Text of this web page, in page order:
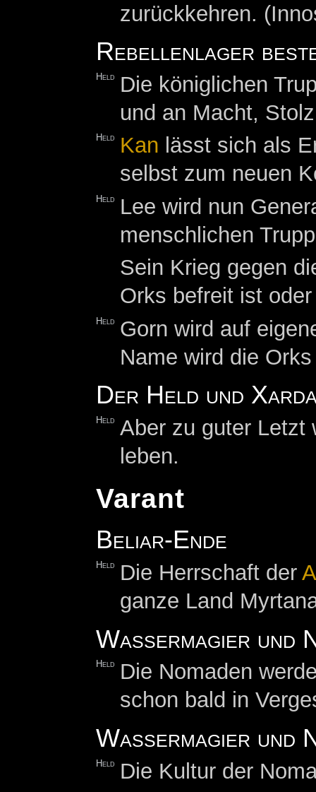
zurückkehren.
Rebellenlager
Held
Die königlichen
und an Macht,
Held Kan lässt sich als
selbst zum neuen
Held
Lee wird nun
menschlichen
Sein Krieg gegen
Orks befreit ist
Held
Gorn wird auf
Name wird die
Der Held und
Held Aber zu guter Letzt
leben.
Varant
Beliar-Ende
Held Die Herrschaft der
ganze Land
Wassermagier und
Held
Die Nomaden
schon bald in
Wassermagier und
Held Die Kultur der